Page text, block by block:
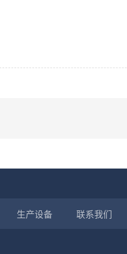
生产设备 联系我们